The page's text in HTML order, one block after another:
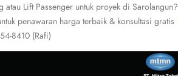
atau Lift Passenger untuk proyek di Sarolangun?
penawaran harga terbaik & konsultasi gratis
8410 (Rafi)